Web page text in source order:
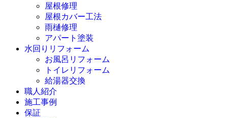
屋根修理
屋根カバー工法
雨樋修理
アパート塗装
水回りリフォーム
お風呂リフォーム
トイレリフォーム
給湯器交換
職人紹介
施工事例
保証